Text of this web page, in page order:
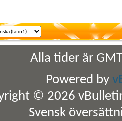
Alla tider är
Powered by
© 2026
Svensk